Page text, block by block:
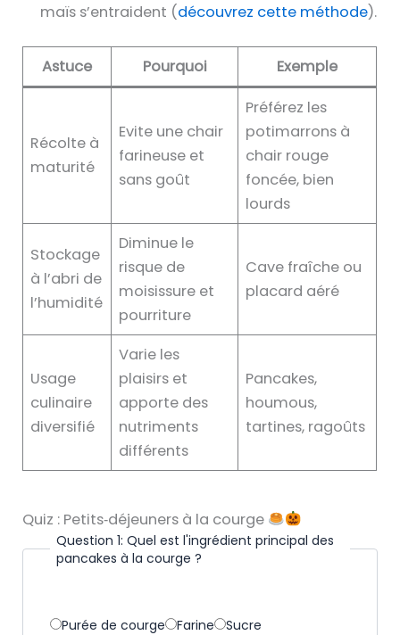
maïs s’entraident (découvrez cette méthode).
Astuce Pourquoi Exemple
Récolte à
maturité
Evite une chair
farineuse et
sans goût
Préférez les
potimarrons à
chair rouge
foncée, bien
lourds
Stockage
à l’abri de
l’humidité
Diminue le
risque de
moisissure et
pourriture
Cave fraîche ou
placard aéré
Usage
culinaire
diversifié
Varie les
plaisirs et
apporte des
nutriments
différents
Pancakes,
houmous,
tartines, ragoûts
Quiz : Petits‑déjeuners à la courge
Question 1: Quel est l'ingrédient principal des
pancakes à la courge ?
VPurée de courge Farine Sucre